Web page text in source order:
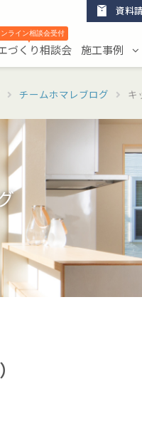
資料
ンライン相談会受付
▼
づくり相談会 施工事例
チームホマレブログ キ